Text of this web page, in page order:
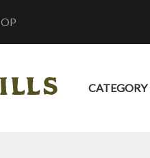
CATEGORY